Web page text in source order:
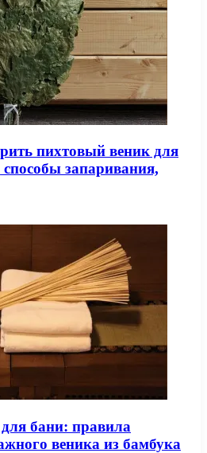
пихтовый веник для
запаривания,
бани: правила
веника из бамбука